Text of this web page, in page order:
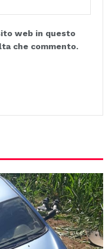
web in questo
che commento.